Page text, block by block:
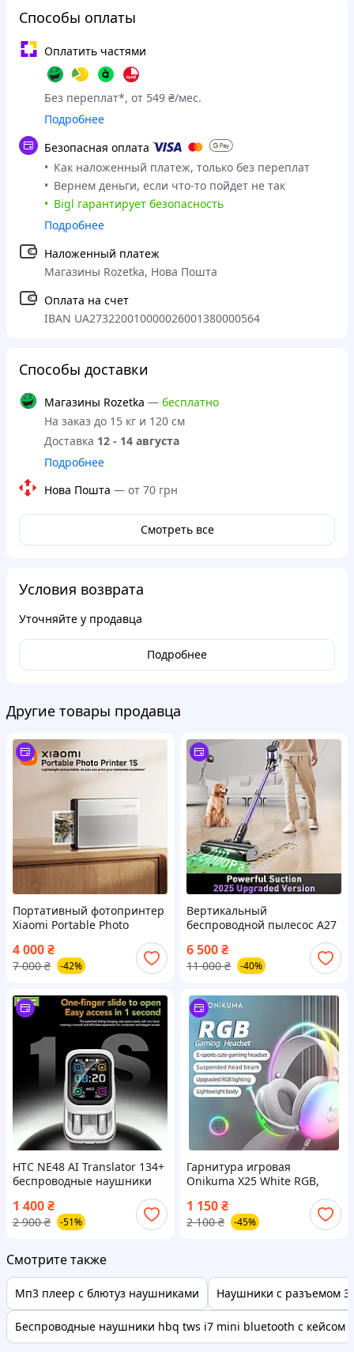
Способы оплаты
Оплатить частями
Без переплат*, от 549 ₴/мес.
Подробнее
Безопасная оплата
Как наложенный платеж, только без переплат
Вернем деньги, если что-то пойдет не так
Bigl гарантирует безопасность
Подробнее
Наложенный платеж
Магазины Rozetka, Нова Пошта
Оплата на счет
IBAN UA273220010000026001380000564
Способы доставки
Магазины Rozetka — бесплатно
На заказ до 15 кг и 120 см
Доставка 12 - 14 августа
Подробнее
Нова Пошта — от 70 грн
Смотреть все
Условия возврата
Уточняйте у продавца
Подробнее
Другие товары продавца
Портативный фотопринтер
Xiaomi Portable Photo
Silver Gray для мгновенной
печати
4 000₴
7 000 ₴ -42%
Вертикальный
беспроводной пылесос A27
аккумуляторный для дома и
автомобиля
6 500₴
11 000 ₴ -40%
HTC NE48 AI Translator 134+
беспроводные наушники
управлением
1 400₴
2 900 ₴ -51%
Гарнитура игровая
Onikuma X25 White RGB,
наушники Gaming Headset
USB + 3.5mm с микрофоном
Белые
1 150₴
2 100 ₴ -45%
Смотрите также
Мп3 плеер с блютуз наушниками Наушники с разъемом
Беспроводные наушники hbq tws i7 mini bluetooth с кейсом